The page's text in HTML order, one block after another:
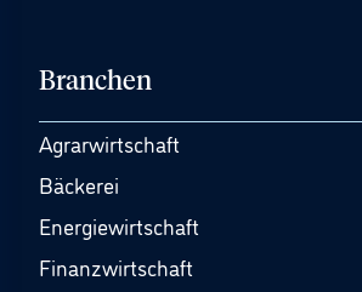
Branchen
Agrarwirtschaft
Bäckerei
Energiewirtschaft
Finanzwirtschaft